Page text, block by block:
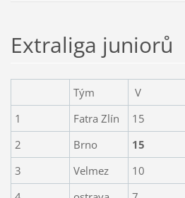
Extraliga juniorů
Tým V
1
Fatra Zlín 15
2
Brno 15
3
Velmez 10